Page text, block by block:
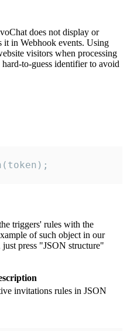
does not display or
it in Webhook events. Using
visitors when processing
to-guess identifier to avoid
triggers' rules with the
of such object in our
press "JSON structure"
invitations rules in JSON